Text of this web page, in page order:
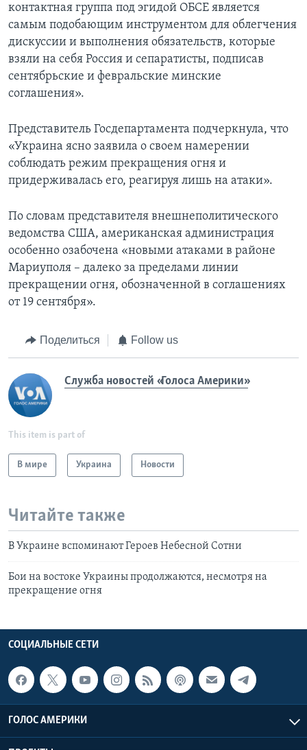
контактная группа под эгидой ОБСЕ является
самым подобающим инструментом для облегчения
дискуссии и выполнения обязательств, которые
взяли на себя Россия и сепаратисты, подписав
сентябрьские и февральские минские
соглашения».
Представитель Госдепартамента подчеркнула, что
«Украина ясно заявила о своем намерении
соблюдать режим прекращения огня и
придерживалась его, реагируя лишь на атаки».
По словам представителя внешнеполитического
ведомства США, американская администрация
особенно озабочена «новыми атаками в районе
Мариуполя – далеко за пределами линии
прекращении огня, обозначенной в соглашениях
от 19 сентября».
Поделиться Follow us
Служба новостей «Голоса Америки»
This item is part of
В мире Украина Новости
Читайте также
В Украине вспоминают Героев Небесной Сотни
Бои на востоке Украины продолжаются, несмотря на
прекращение огня
СОЦИАЛЬНЫЕ СЕТИ
ГОЛОС АМЕРИКИ